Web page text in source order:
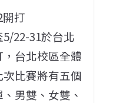
打
22-31於台北
台北校區全體
比賽將有五個
男雙、女雙、